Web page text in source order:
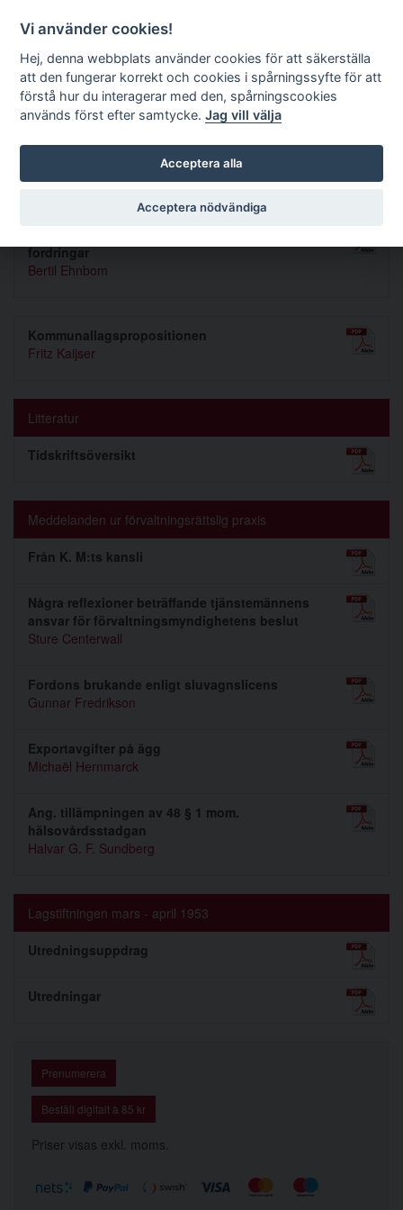
Förvaltningsrättslig tidskrift
Sök
Nummer 1953 3
fordringar
Bertil Ehnbom
Kommunallagspropositionen
Fritz Kaijser
Litteratur
Tidskriftsöversikt
Meddelanden ur förvaltningsrättslig praxis
Från K. M:ts kansli
Några reflexioner beträffande tjänstemännens
ansvar för förvaltningsmyndighetens beslut
Sture Centerwall
Fordons brukande enligt sluvagnslicens
Gunnar Fredrikson
Exportavgifter på ägg
Michaël Hernmarck
Ang. tillämpningen av 48 § 1 mom.
hälsovårdsstadgan
Halvar G. F. Sundberg
Lagstiftningen mars - april 1953
Utredningsuppdrag
Utredningar
Prenumerera
Beställ digitalt à 85 kr
Priser visas exkl. moms.
Vi använder cookies!
Hej, denna webbplats använder cookies för att säkerställa
att den fungerar korrekt och cookies i spårningssyfte för att
förstå hur du interagerar med den, spårningscookies
används först efter samtycke.Jag vill välja
Acceptera alla
Acceptera nödvändiga